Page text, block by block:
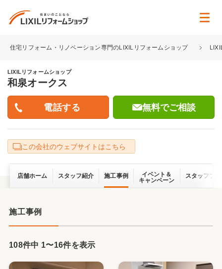
住宅リフォーム・リノベーション専門のLIXILリフォームショップ
LIXILリフォームショップ
和泉オークス
無料でご相談
この会社のウェブサイトはこちら
店舗ホーム スタッフ紹介 施工事例
イベント＆
キャンペーン
スタッフブ
施工事例
108件中 1〜16件を表示